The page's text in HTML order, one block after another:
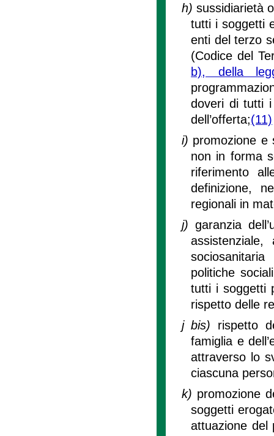
h) sussidiarietà
tutti i soggetti
enti del terzo
(Codice del
b), della
doveri di tutti i
dell’offerta;(11)
i) promozione e
non in forma
riferimento
definizione,
regionali in
j) garanzia
assistenziale,
politiche
tutti i soggetti
rispetto delle
j bis) rispetto
famiglia e
attraverso lo
ciascuna
k) promozione
soggetti
attuazione del